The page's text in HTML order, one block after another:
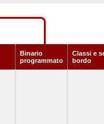
Binario
programmato
Classi e
bordo